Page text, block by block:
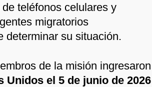
teléfonos celulares y
migratorios
determinar su situación.
de la misión ingresaron
Unidos el 5 de junio de 2026